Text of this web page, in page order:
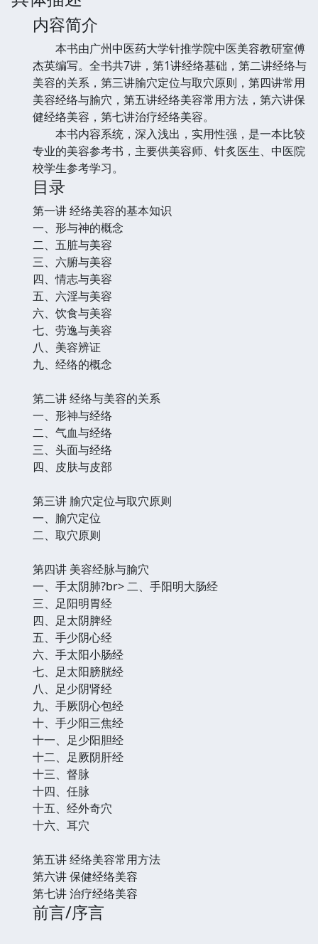
内容简介
本书由广州中医药大学针推学院中医美容教研室傅
杰英编写。全书共7讲，第1讲经络基础，第二讲经络与
美容的关系，第三讲腧穴定位与取穴原则，第四讲常用
美容经络与腧穴，第五讲经络美容常用方法，第六讲保
健经络美容，第七讲治疗经络美容。
本书内容系统，深入浅出，实用性强，是一本比较
专业的美容参考书，主要供美容师、针炙医生、中医院
校学生参考学习。
目录
第一讲 经络美容的基本知识
一、形与神的概念
二、五脏与美容
三、六腑与美容
四、情志与美容
五、六淫与美容
六、饮食与美容
七、劳逸与美容
八、美容辨证
九、经络的概念
第二讲 经络与美容的关系
一、形神与经络
二、气血与经络
三、头面与经络
四、皮肤与皮部
第三讲 腧穴定位与取穴原则
一、腧穴定位
二、取穴原则
第四讲 美容经脉与腧穴
一、手太阴肺?br> 二、手阳明大肠经
三、足阳明胃经
四、足太阴脾经
五、手少阴心经
六、手太阳小肠经
七、足太阳膀胱经
八、足少阴肾经
九、手厥阴心包经
十、手少阳三焦经
十一、足少阳胆经
十二、足厥阴肝经
十三、督脉
十四、任脉
十五、经外奇穴
十六、耳穴
第五讲 经络美容常用方法
第六讲 保健经络美容
第七讲 治疗经络美容
前言/序言